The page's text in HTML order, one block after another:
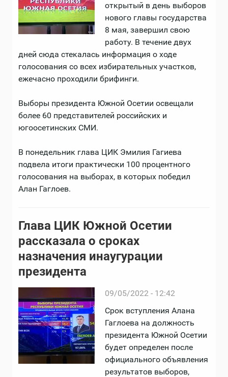
открытый в день выборов
нового главы государства
8 мая, завершил свою
работу. В течение двух
дней сюда стекалась информация о ходе
голосования со всех избирательных участков,
ежечасно проходили брифинги.
Выборы президента Южной Осетии освещали
более 60 представителей российских и
югоосетинских СМИ.
В понедельник глава ЦИК Эмилия Гагиева
подвела итоги практически 100 процентного
голосования на выборах, в которых победил
Алан Гаглоев.
Глава ЦИК Южной Осетии
рассказала о сроках
назначения инаугурации
президента
09/05/2022 - 12:42
Срок вступления Алана
Гаглоева на должность
президента Южной Осетии
будет определен после
официального объявления
результатов выборов,